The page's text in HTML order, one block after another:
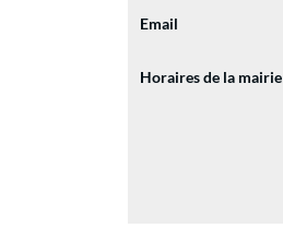
Email
Horaires de la mairie